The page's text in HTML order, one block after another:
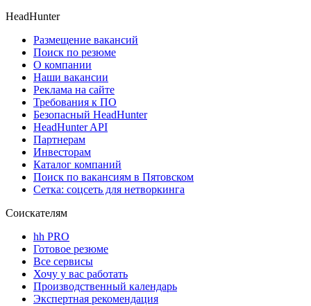
HeadHunter
Размещение вакансий
Поиск по резюме
О компании
Наши вакансии
Реклама на сайте
Требования к ПО
Безопасный HeadHunter
HeadHunter API
Партнерам
Инвесторам
Каталог компаний
Поиск по вакансиям в Пятовском
Сетка: соцсеть для нетворкинга
Соискателям
hh PRO
Готовое резюме
Все сервисы
Хочу у вас работать
Производственный календарь
Экспертная рекомендация